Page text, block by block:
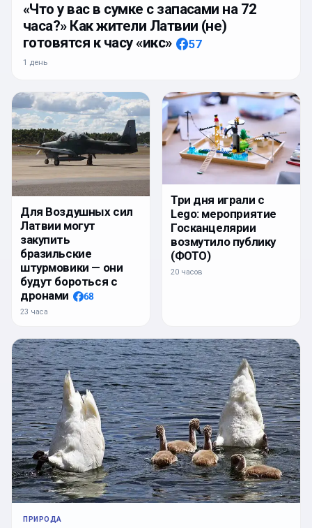
«Что у вас в сумке с запасами на 72
часа?» Как жители Латвии (не)
готовятся к часу «икс»
57
1 день
Для Воздушных сил
Латвии могут
закупить
бразильские
штурмовики — они
будут бороться с
дронами
68
23 часа
Три дня играли с
Lego: мероприятие
Госканцелярии
возмутило публику
(ФОТО)
20 часов
ПРИРОДА